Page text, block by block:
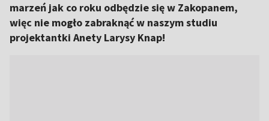
marzeń jak co roku odbędzie się w Zakopanem,
więc nie mogło zabraknąć w naszym studiu
projektantki Anety Larysy Knap!